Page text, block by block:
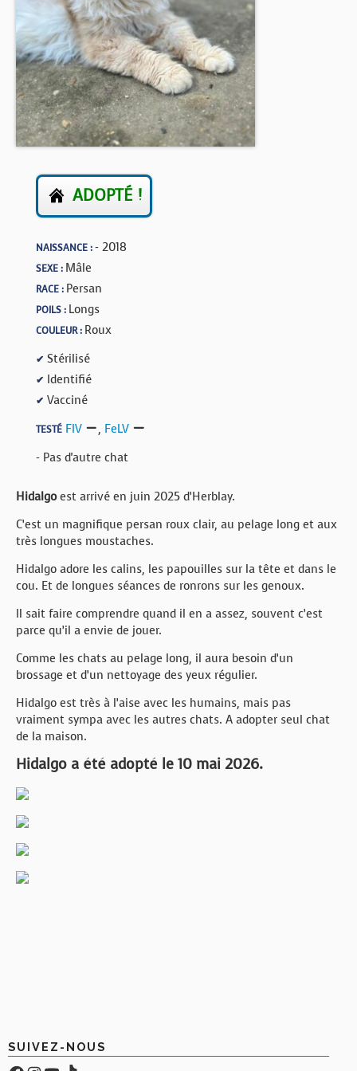
BOUTIQUE
FORUM
ADOPTÉ !
NAISSANCE :- 2018
SEXE : Mâle
RACE : Persan
POILS : Longs
COULEUR : Roux
✔ Stérilisé
✔ Identifié
✔ Vacciné
TESTÉ FIV , FeLV
- Pas d'autre chat
Hidalgoest arrivé en juin 2025 d’Herblay.
C’est un magnifique persan roux clair, au pelage long et aux
très longues moustaches.
Hidalgo adore les calins, les papouilles sur la tête et dans le
cou. Et de longues séances de ronrons sur les genoux.
Il sait faire comprendre quand il en a assez, souvent c’est
parce qu’il a envie de jouer.
Comme les chats au pelage long, il aura besoin d’un
brossage et d’un nettoyage des yeux régulier.
Hidalgo est très à l’aise avec les humains, mais pas
vraiment sympa avec les autres chats. A adopter seul chat
de la maison.
Hidalgo a été adopté le 10 mai 2026.
SUIVEZ-NOUS